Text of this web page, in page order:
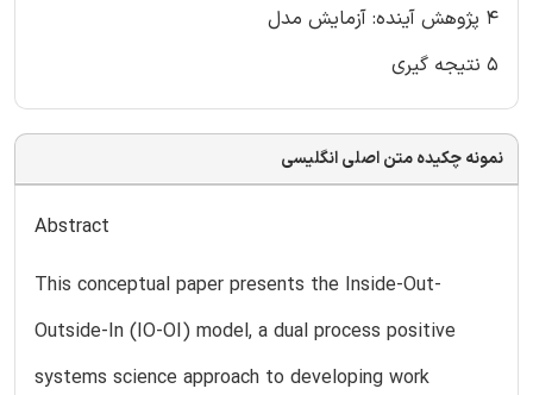
4 پژوهش آینده: آزمایش مدل
5 نتیجه گیری
نمونه چکیده متن اصلی انگلیسی
Abstract
This conceptual paper presents the Inside-Out-
Outside-In (IO-OI) model, a dual process positive
systems science approach to developing work